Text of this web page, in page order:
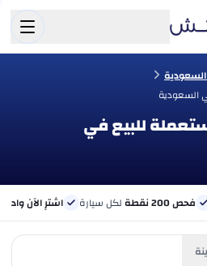
السعودية
للبيع في
فحص 200 نقطة لكل سيارة اشترِ الآن